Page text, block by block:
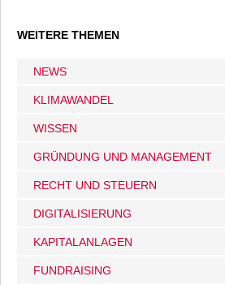
WEITERE THEMEN
NEWS
KLIMAWANDEL
WISSEN
GRÜNDUNG UND MANAGEMENT
RECHT UND STEUERN
DIGITALISIERUNG
KAPITALANLAGEN
FUNDRAISING